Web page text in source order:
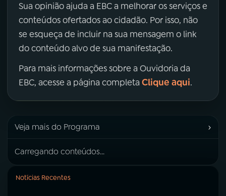
Sua opinião ajuda a EBC a melhorar os serviços e
conteúdos ofertados ao cidadão. Por isso, não
se esqueça de incluir na sua mensagem o link
do conteúdo alvo de sua manifestação.
Para mais informações sobre a Ouvidoria da
EBC, acesse a página completa Clique aqui.
Veja mais do Programa ›
Carregando conteúdos...
Notícias Recentes